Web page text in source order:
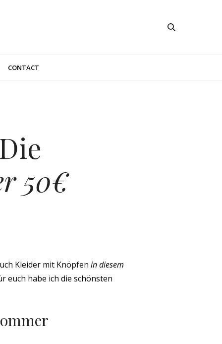
CONTACT
50€
Kleider mit Knöpfen in diesem
euch habe ich die schönsten